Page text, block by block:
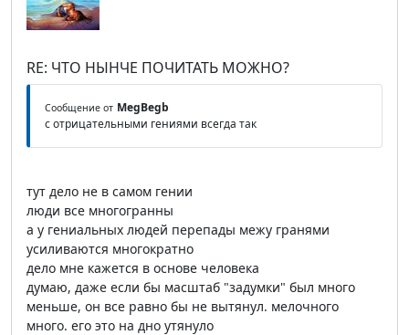
RE: ЧТО НЫНЧЕ ПОЧИТАТЬ МОЖНО?
Сообщение от MegBegb
с отрицательными гениями всегда так
тут дело не в самом гении
люди все многогранны
а у гениальных людей перепады межу гранями
усиливаются многократно
дело мне кажется в основе человека
думаю, даже если бы масштаб "задумки" был много
меньше, он все равно бы не вытянул. мелочного
много. его это на дно утянуло